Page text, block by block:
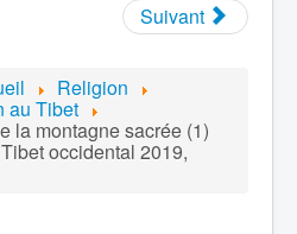
Suivant
Religion
au Tibet
la montagne sacrée (1)
occidental 2019,